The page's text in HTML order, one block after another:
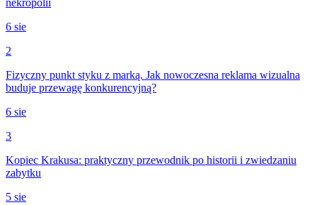
6 sie
2
Fizyczny punkt styku z marką. Jak nowoczesna reklama wizualna
buduje przewagę konkurencyjną?
6 sie
3
Kopiec Krakusa: praktyczny przewodnik po historii i zwiedzaniu
zabytku
5 sie